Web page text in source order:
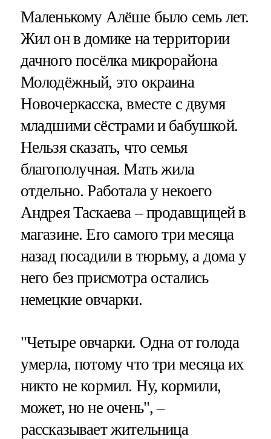
Маленькому Алёше было семь лет.
Жил он в домике на территории
дачного посёлка микрорайона
Молодёжный, это окраина
Новочеркасска, вместе с двумя
младшими сёстрами и бабушкой.
Нельзя сказать, что семья
благополучная. Мать жила
отдельно. Работала у некоего
Андрея Таскаева – продавщицей в
магазине. Его самого три месяца
назад посадили в тюрьму, а дома у
него без присмотра остались
немецкие овчарки.
"Четыре овчарки. Одна от голода
умерла, потому что три месяца их
никто не кормил. Ну, кормили,
может, но не очень", –
рассказывает жительница